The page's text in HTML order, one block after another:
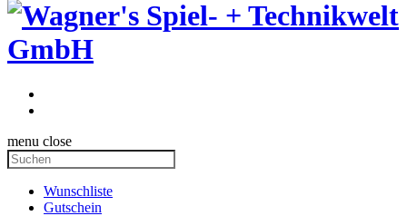
menu close
Wunschliste
Gutschein